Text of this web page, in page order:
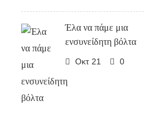
Έλα να πάμε μια
ενσυνείδητη βόλτα
Οκτ 21 0